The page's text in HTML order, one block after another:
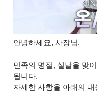
안녕하세요, 사장님.
민족의 명절, 설날을 맞
됩니다.
자세한 사항을 아래의